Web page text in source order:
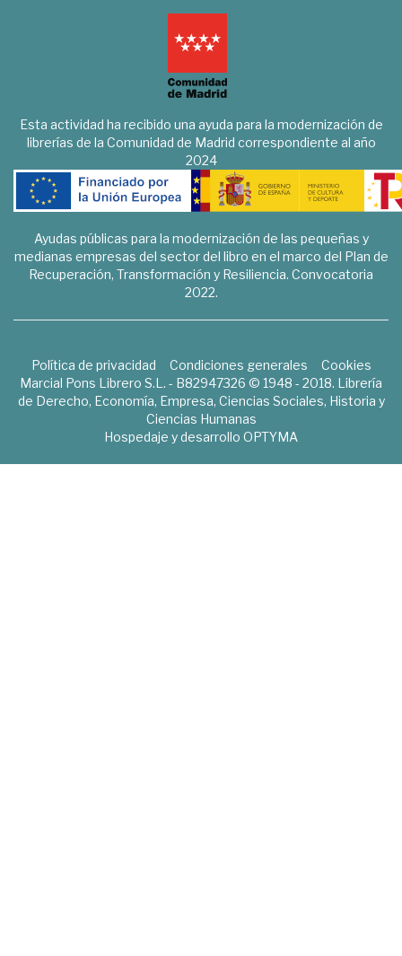
Esta actividad ha recibido una ayuda para la modernización de
librerías de la Comunidad de Madrid correspondiente al año
2024
Ayudas públicas para la modernización de las pequeñas y
medianas empresas del sector del libro en el marco del Plan de
Recuperación, Transformación y Resiliencia. Convocatoria
2022.
Política de privacidad Condiciones generales
Cookies
Marcial Pons Librero S.L. - B82947326 © 1948 - 2018. Librería
de Derecho, Economía, Empresa, Ciencias Sociales, Historia y
Ciencias Humanas
Hospedaje y desarrollo OPTYMA